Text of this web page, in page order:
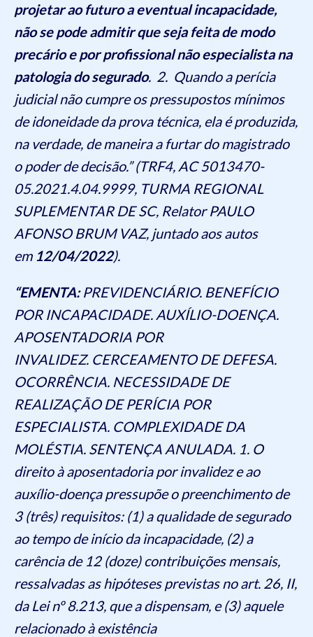
projetar ao futuro a eventual incapacidade,
não se pode admitir que seja feita de modo
precário e por profissional não especialista na
patologia do segurado. 2. Quando a perícia
judicial não cumpre os pressupostos mínimos
de idoneidade da prova técnica, ela é produzida,
na verdade, de maneira a furtar do magistrado
o poder de decisão.” (TRF4, AC 5013470-
05.2021.4.04.9999, TURMA REGIONAL
SUPLEMENTAR DE SC, Relator PAULO
AFONSO BRUM VAZ, juntado aos autos
em 12/04/2022).
“EMENTA:PREVIDENCIÁRIO. BENEFÍCIO
POR INCAPACIDADE. AUXÍLIO-DOENÇA.
APOSENTADORIA POR
INVALIDEZ. CERCEAMENTO DE DEFESA.
OCORRÊNCIA. NECESSIDADE DE
REALIZAÇÃO DE PERÍCIA POR
ESPECIALISTA. COMPLEXIDADE DA
MOLÉSTIA. SENTENÇA ANULADA. 1. O
direito à aposentadoria por invalidez e ao
auxílio-doença pressupõe o preenchimento de
3 (três) requisitos: (1) a qualidade de segurado
ao tempo de início da incapacidade, (2) a
carência de 12 (doze) contribuições mensais,
ressalvadas as hipóteses previstas no art. 26, II,
da Lei nº 8.213, que a dispensam, e (3) aquele
relacionado à existência